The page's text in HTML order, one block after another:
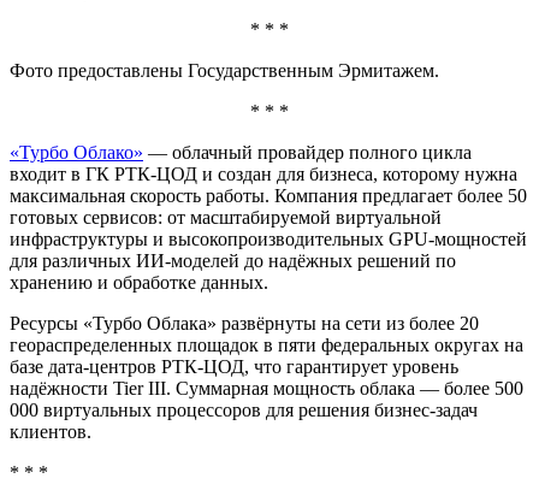
* * *
Фото предоставлены Государственным Эрмитажем.
* * *
«Турбо Облако» — облачный провайдер полного цикла
входит в ГК РТК-ЦОД и создан для бизнеса, которому нужна
максимальная скорость работы. Компания предлагает более 50
готовых сервисов: от масштабируемой виртуальной
инфраструктуры и высокопроизводительных GPU-мощностей
для различных ИИ-моделей до надёжных решений по
хранению и обработке данных.
Ресурсы «Турбо Облака» развёрнуты на сети из более 20
геораспределенных площадок в пяти федеральных округах на
базе дата-центров РТК-ЦОД, что гарантирует уровень
надёжности Tier III. Суммарная мощность облака — более 500
000 виртуальных процессоров для решения бизнес-задач
клиентов.
* * *